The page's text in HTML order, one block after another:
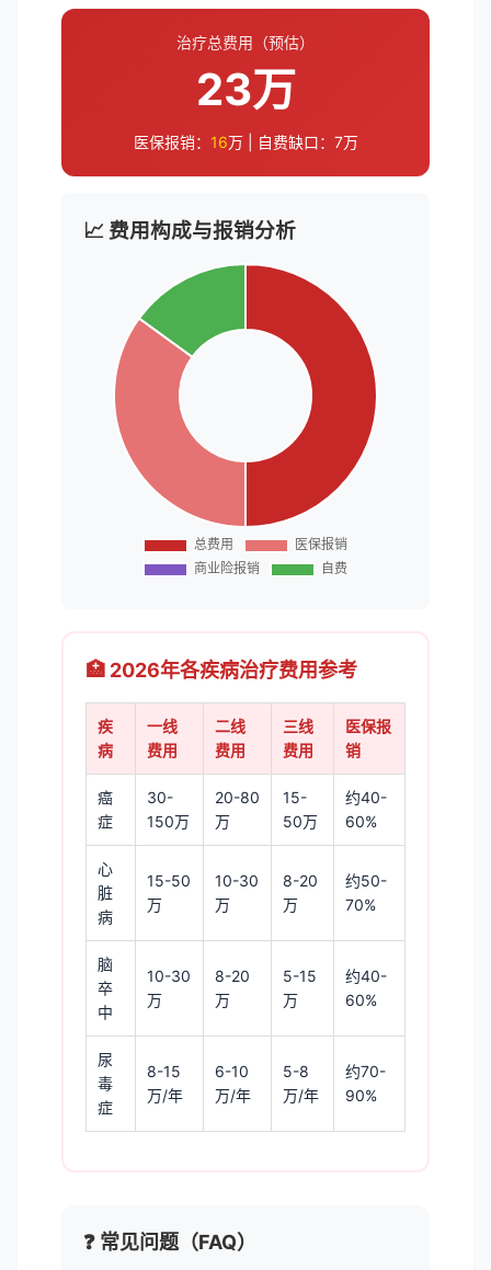
治疗总费用（预估）
23万
医保报销： 16万 | 自费缺口： 7万
📈 费用构成与报销分析
🏥 2026年各疾病治疗费用参考
疾
病
一线
费用
二线
费用
三线
费用
医保报
销
癌
症
30-
150万
20-80
万
15-
50万
约40-
60%
心
脏
病
15-50
万
10-30
万
8-20
万
约50-
70%
脑
卒
中
10-30
万
8-20
万
5-15
万
约40-
60%
尿
毒
症
8-15
万/年
6-10
万/年
5-8
万/年
约70-
90%
❓ 常见问题（FAQ）